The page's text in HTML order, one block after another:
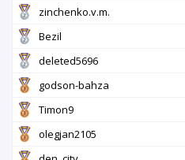
zinchenko.v.m.
Bezil
deleted5696
godson-bahza
Timon9
olegjan2105